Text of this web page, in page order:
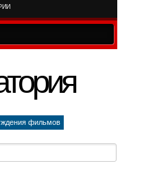
фильмов